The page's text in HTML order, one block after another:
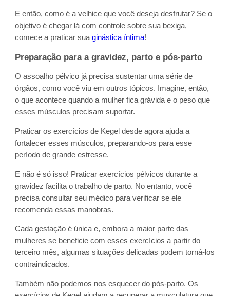
E então, como é a velhice que você deseja desfrutar? Se o
objetivo é chegar lá com controle sobre sua bexiga,
comece a praticar suaginástica íntima!
Preparação para a gravidez, parto e pós-parto
O assoalho pélvico já precisa sustentar uma série de
órgãos, como você viu em outros tópicos. Imagine, então,
o que acontece quando a mulher fica grávida e o peso que
esses músculos precisam suportar.
Praticar os exercícios de Kegel desde agora ajuda a
fortalecer esses músculos, preparando-os para esse
período de grande estresse.
E não é só isso! Praticar exercícios pélvicos durante a
gravidez facilita o trabalho de parto. No entanto, você
precisa consultar seu médico para verificar se ele
recomenda essas manobras.
Cada gestação é única e, embora a maior parte das
mulheres se beneficie com esses exercícios a partir do
terceiro mês, algumas situações delicadas podem torná-los
contraindicados.
Também não podemos nos esquecer do pós-parto. Os